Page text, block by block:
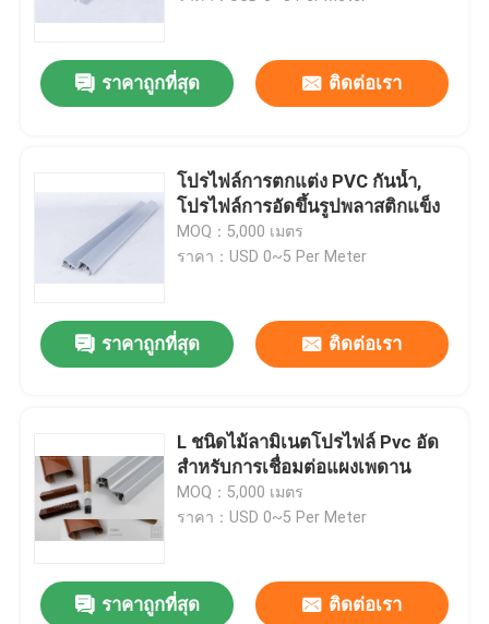
ราคาถูกที่สุด ติดต่อเรา
โปรไฟล์การตกแต่ง PVC กันน้ำ,
โปรไฟล์การอัดขึ้นรูปพลาสติกแข็ง
MOQ：5,000 เมตร
ราคา：USD 0~5 Per Meter
ราคาถูกที่สุด ติดต่อเรา
L ชนิดไม้ลามิเนตโปรไฟล์ Pvc อัด
สำหรับการเชื่อมต่อแผงเพดาน
MOQ：5,000 เมตร
ราคา：USD 0~5 Per Meter
ราคาถูกที่สุด ติดต่อเรา